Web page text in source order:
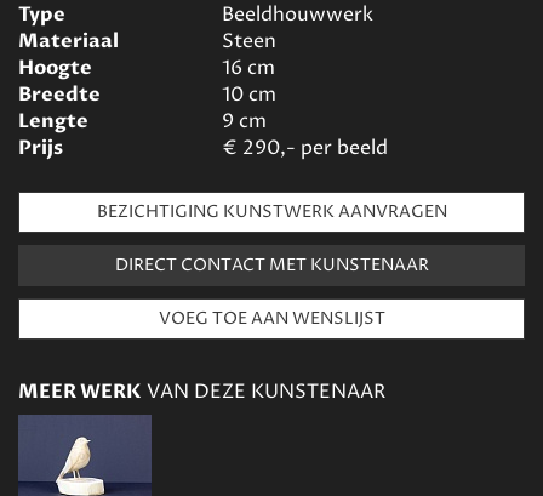
Type
Beeldhouwwerk
Materiaal
Steen
Hoogte
16 cm
Breedte
10cm
Lengte
9 cm
Prijs
€ 290,- per beeld
BEZICHTIGING KUNSTWERK AANVRAGEN
DIRECT CONTACT MET KUNSTENAAR
MEER WERK VAN DEZE KUNSTENAAR